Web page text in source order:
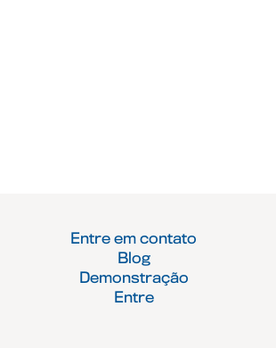
Entre em contato
Blog
Demonstração
Entre